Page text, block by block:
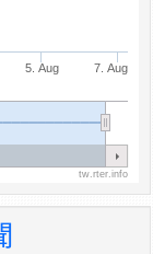
5. Aug 7. Aug
tw.rter.info